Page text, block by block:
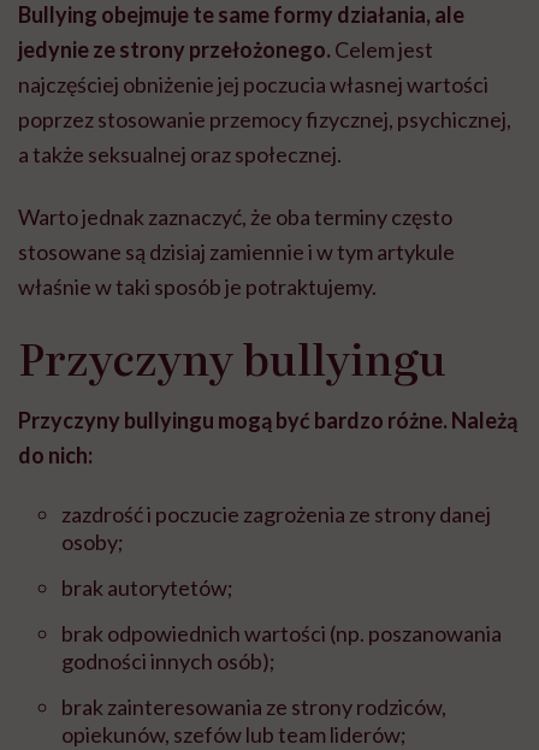
Bullying obejmuje te same formy działania, ale
jedynie ze strony przełożonego. Celem jest
najczęściej obniżenie jej poczucia własnej wartości
poprzez stosowanie przemocy fizycznej, psychicznej,
a także seksualnej oraz społecznej.
Warto jednak zaznaczyć, że oba terminy często
stosowane są dzisiaj zamiennie i w tym artykule
właśnie w taki sposób je potraktujemy.
Przyczyny bullyingu
Przyczyny bullyingu mogą być bardzo różne. Należą
do nich:
zazdrość i poczucie zagrożenia ze strony danej
osoby;
brak autorytetów;
brak odpowiednich wartości (np. poszanowania
godności innych osób);
brak zainteresowania ze strony rodziców,
opiekunów, szefów lub team liderów;